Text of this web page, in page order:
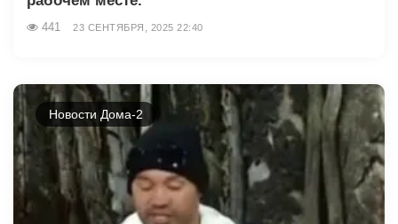
441 23 СЕНТЯБРЯ, 2025 22:40
Новости Дома-2